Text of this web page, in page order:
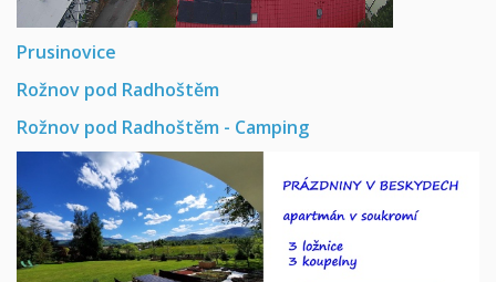
Prusinovice
Rožnov pod Radhoštěm
Rožnov pod Radhoštěm - Camping